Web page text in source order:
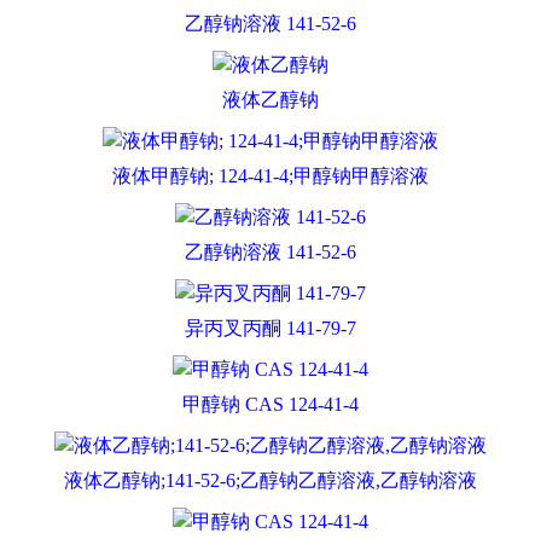
乙醇钠溶液 141-52-6
液体乙醇钠
液体甲醇钠; 124-41-4;甲醇钠甲醇溶液
乙醇钠溶液 141-52-6
异丙叉丙酮 141-79-7
甲醇钠 CAS 124-41-4
液体乙醇钠;141-52-6;乙醇钠乙醇溶液,乙醇钠溶液